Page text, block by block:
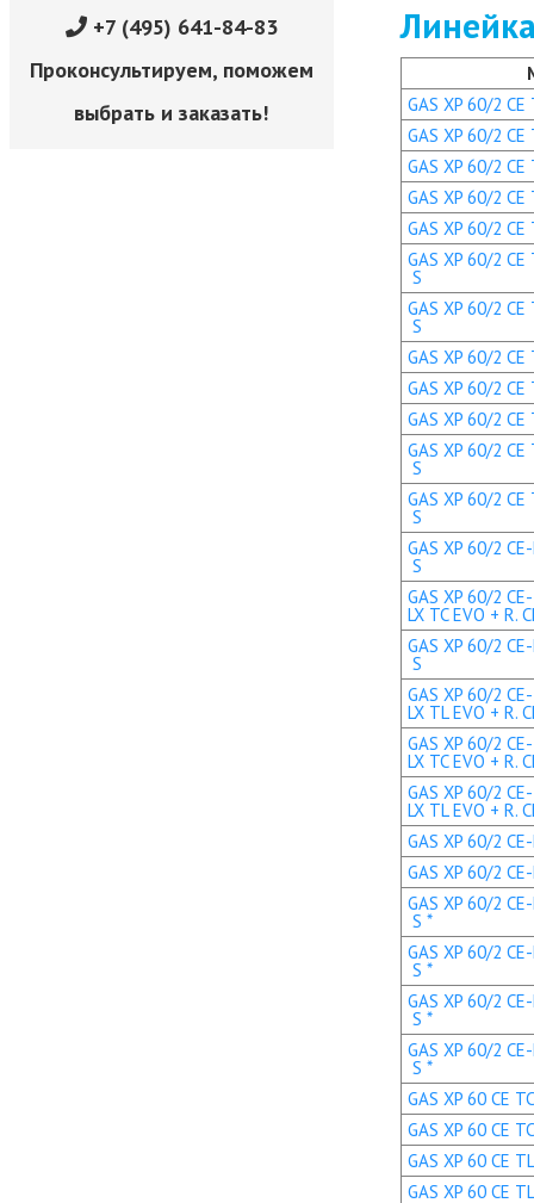
+7 (495) 641-84-83
Проконсультируем, поможем
выбрать и заказать!
GAS XP 60/2 CE
GAS XP 60/2 CE
GAS XP 60/2 CE
GAS XP 60/2 CE
GAS XP 60/2 CE
GAS XP 60/2 CE
S
GAS XP 60/2
S
GAS XP 60/2 CE
GAS XP 60/2 CE
GAS XP 60/2 CE
GAS XP 60/2
S
GAS XP 60/2 CE
S
GAS XP 60/2
S
GAS XP 60/2 CE-
LX TC EVO + R.
GAS XP 60/2
S
GAS XP 60/2 CE-
LX TL EVO + R.
GAS XP 60/2 CE-
LX TC EVO + R.
GAS XP 60/2 CE-
LX TL EVO + R.
GAS XP 60/2
GAS XP 60/2
GAS XP 60/2
S *
GAS XP 60/2
S *
GAS XP 60/2
S *
GAS XP 60/2
S *
GAS XP 60 CE
GAS XP 60 CE
GAS XP 60 CE
GAS XP 60 CE